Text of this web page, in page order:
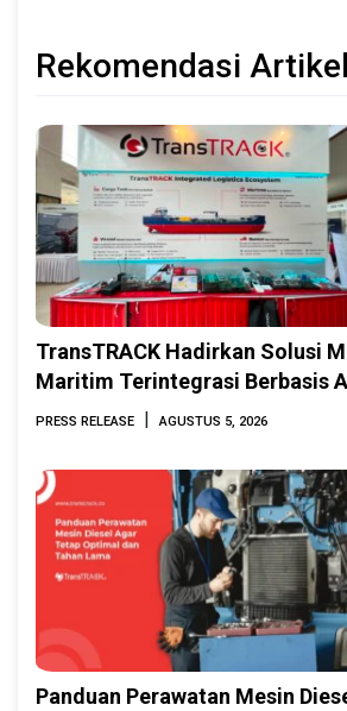
Rekomendasi Artikel
TransTRACK Hadirkan Solusi
Maritim Terintegrasi Berbasis
Indonesia Marine & Offshore
PRESS RELEASE | AGUSTUS 5, 2026
Panduan Perawatan Mesin